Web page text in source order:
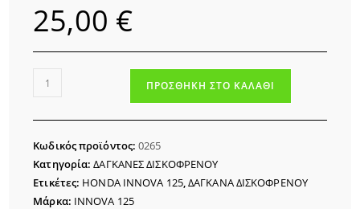
25,00 €
ΔΑΓΚΑΝΑ
HONDA
INNOVA
125
SET
ποσότητα
ΠΡΟΣΘΉΚΗ ΣΤΟ ΚΑΛΆΘΙ
Κωδικός προϊόντος:0265
Κατηγορία:ΔΑΓΚΑΝΕΣ ΔΙΣΚΟΦΡΕΝΟΥ
Ετικέτες: HONDA INNOVA 125,ΔΑΓΚΑΝΑ ΔΙΣΚΟΦΡΕΝΟΥ
Μάρκα: INNOVA 125